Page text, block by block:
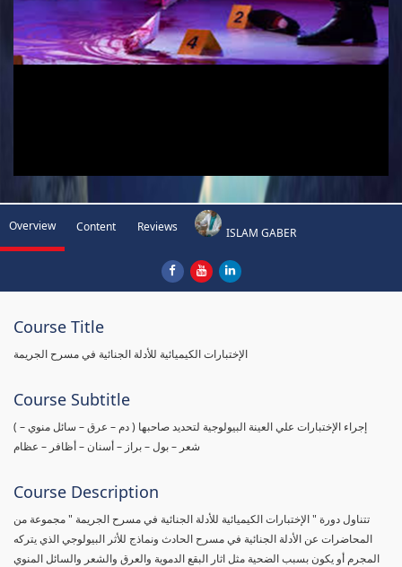
Overview Content Reviews ISLAM GABER
Course Title
الإختبارات الكيميائية للأدلة الجنائية في مسرح الجريمة
Course Subtitle
( إجراء الإختبارات علي العينة البيولوجية لتحديد صاحبها ( دم – عرق – سائل منوي –
شعر – بول – براز – أسنان – أظافر – عظام
Course Description
تتناول دورة " الإختبارات الكيميائية للأدلة الجنائية في مسرح الجريمة " مجموعة من
المحاضرات عن الأدلة الجنائية في مسرح الحادث ونماذج للأثر البيولوجي الذي يتركه
المجرم أو يكون بسبب الضحية مثل اثار البقع الدموية والعرق والشعر والسائل المنوي